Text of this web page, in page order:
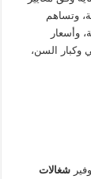
وتساهم
وأسعار
وكبار السن،
شغالات